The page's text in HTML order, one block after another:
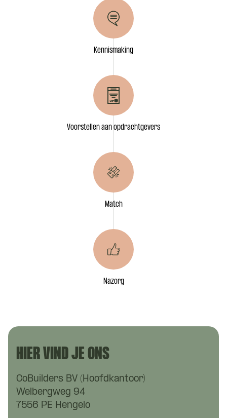
Kennismaking
Voorstellen aan opdrachtgevers
Match
Nazorg
HIER VIND JE ONS
CoBuilders BV (Hoofdkantoor)
Welbergweg 94
7556 PE Hengelo